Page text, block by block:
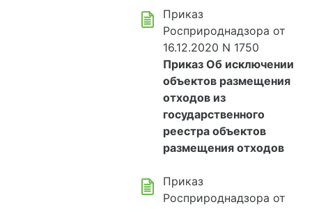
Приказ
Росприроднадзора от
16.12.2020 N 1750
Приказ Об исключении
объектов размещения
отходов из
государственного
реестра объектов
размещения отходов
Приказ
Росприроднадзора от